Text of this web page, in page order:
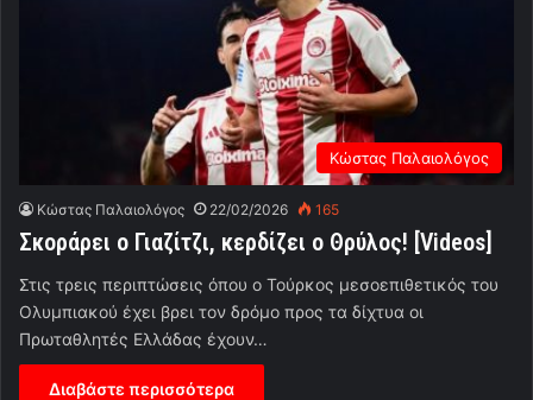
Κώστας Παλαιολόγος
Κώστας Παλαιολόγος 22/02/2026 165
Σκοράρει ο Γιαζίτζι, κερδίζει ο Θρύλος! [Videos]
Στις τρεις περιπτώσεις όπου ο Τούρκος μεσοεπιθετικός του
Ολυμπιακού έχει βρει τον δρόμο προς τα δίχτυα οι
Πρωταθλητές Ελλάδας έχουν…
Διαβάστε περισσότερα